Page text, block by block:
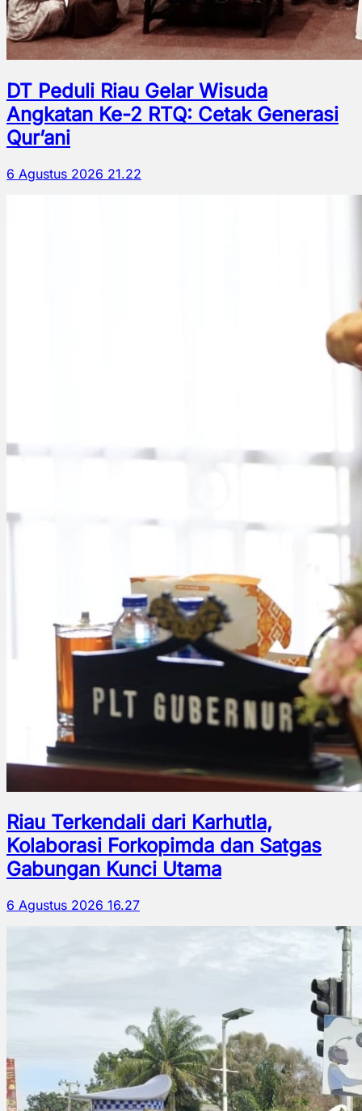
DT Peduli Riau Gelar Wisuda
Angkatan Ke-2 RTQ: Cetak Generasi
Qur’ani
6 Agustus 2026 21.22
Riau Terkendali dari Karhutla,
Kolaborasi Forkopimda dan Satgas
Gabungan Kunci Utama
6 Agustus 2026 16.27